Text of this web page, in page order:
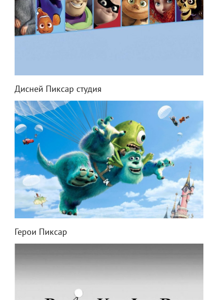
Дисней Пиксар студия
Герои Пиксар